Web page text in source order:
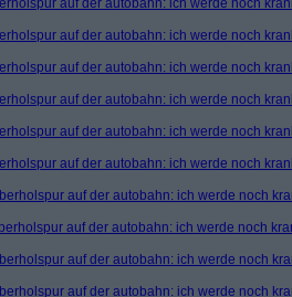
auf der autobahn: ich werde noch
auf der autobahn: ich werde noch
auf der autobahn: ich werde noch
auf der autobahn: ich werde noch
auf der autobahn: ich werde noch
auf der autobahn: ich werde noch
auf der autobahn: ich werde noch
auf der autobahn: ich werde noch
auf der autobahn: ich werde noch
auf der autobahn: ich werde noch